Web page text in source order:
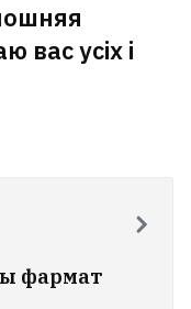
усіх і
фармат